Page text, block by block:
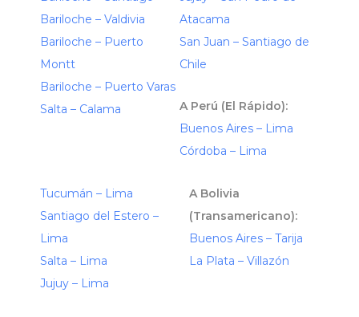
Bariloche – Valdivia
Bariloche – Puerto
Montt
Bariloche – Puerto Varas
Salta – Calama
Atacama
San Juan – Santiago de
Chile
A Perú (El Rápido):
Buenos Aires – Lima
Córdoba – Lima
Tucumán – Lima
Santiago del Estero –
Lima
Salta – Lima
Jujuy – Lima
A Bolivia
(Transamericano):
Buenos Aires – Tarija
La Plata – Villazón